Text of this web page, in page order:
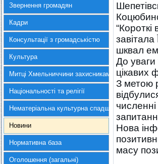
Звернення громадян
Кадри
Консультації з громадськістю
Культура
Митці Хмельниччини захисникам України
Національності та релігії
Нематеріальна культурна спадщина
Новини
Нормативна база
Оголошення (загальні)
шквал
До уваги
цікавих
З метою
Нова
масу